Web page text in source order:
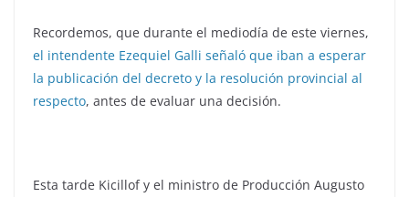
Recordemos, que durante el mediodía de este viernes,
el intendente Ezequiel Galli señaló que iban a esperar
la publicación del decreto y la resolución provincial al
respecto, antes de evaluar una decisión.
Esta tarde Kicillof y el ministro de Producción Augusto